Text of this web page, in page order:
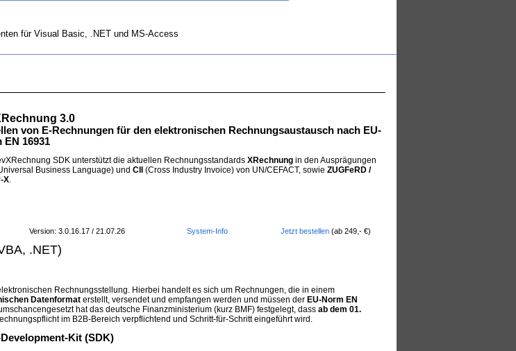
für Visual Basic, .NET und MS-Access
3.0
von E-Rechnungen für den elektronischen Rechnungsaustausch nach EU-
EN 16931
SDK unterstützt die aktuellen Rechnungsstandards XRechnung in den Ausprägungen
Business Language) und CII (Cross Industry Invoice) von UN/CEFACT, sowie ZUGFeRD /
X.
Version: 3.0.16.17 / 21.07.26 System-Info Jetzt bestellen (ab 249,- €)
.NET)
Rechnungsstellung. Hierbei handelt es sich um Rechnungen, die in einem
Datenformat erstellt, versendet und empfangen werden und müssen der EU-Norm EN
hat das deutsche Finanzministerium (kurz BMF) festgelegt, dass ab dem 01.
im B2B-Bereich verpflichtend und Schritt-für-Schritt eingeführt wird.
Kit (SDK)